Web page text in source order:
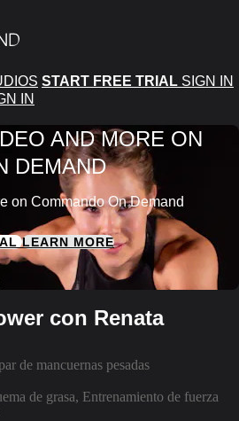
START FREE TRIAL SIGN IN
IN
AND MORE ON
DEMAND
on Commando On Demand
LEARN MORE
con Renata
de mancuernas pesadas
de grasa, Entrenamiento de fuerza